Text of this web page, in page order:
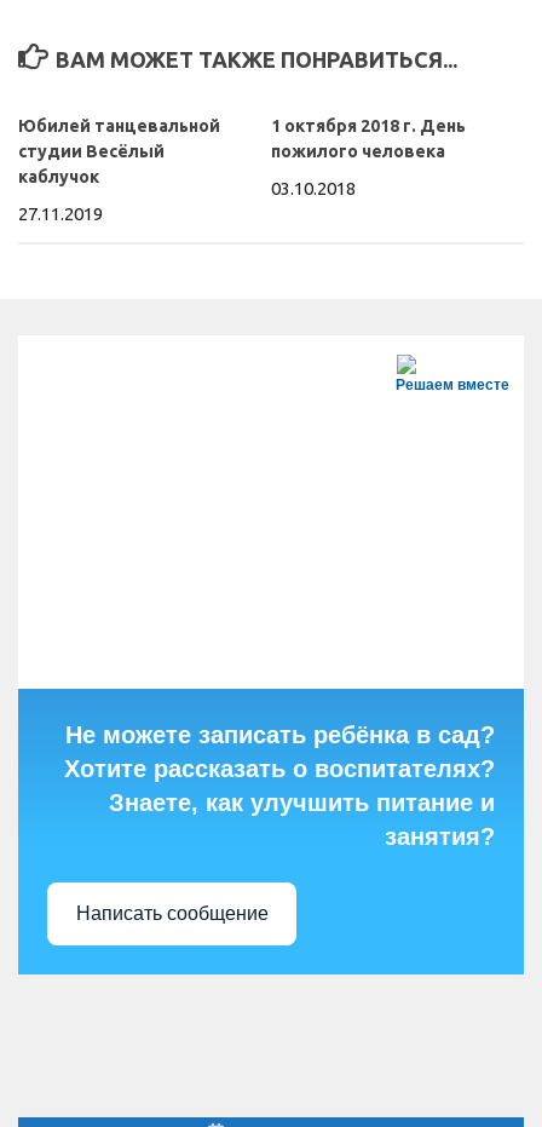
ВАМ МОЖЕТ ТАКЖЕ ПОНРАВИТЬСЯ...
Юбилей танцевальной
студии Весёлый
каблучок
27.11.2019
1 октября 2018 г. День
пожилого человека
03.10.2018
Решаем вместе
Не можете записать ребёнка в сад?
Хотите рассказать о воспитателях?
Знаете, как улучшить питание и
занятия?
Написать сообщение